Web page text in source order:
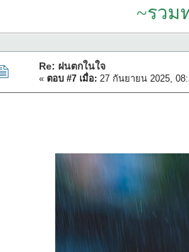
~รวม
Re: ฝนตกในใจ
« ตอบ #7 เมื่อ: 27 กันยายน 2025,